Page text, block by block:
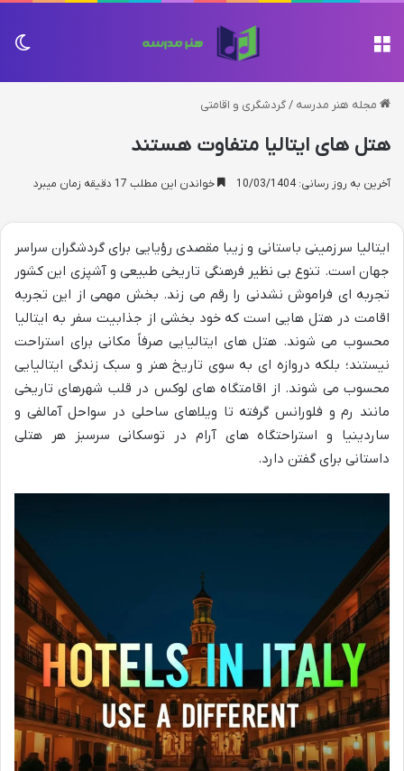
مجله هنر مدرسه /گردشگری و اقامتی
هتل های ایتالیا متفاوت هستند
آخرین به روز رسانی: 10/03/1404 خواندن این مطلب 17 دقیقه زمان میبرد
ایتالیا سرزمینی باستانی و زیبا مقصدی رؤیایی برای گردشگران سراسر
جهان است. تنوع بی نظیر فرهنگی تاریخی طبیعی و آشپزی این کشور
تجربه ای فراموش نشدنی را رقم می زند. بخش مهمی از این تجربه
اقامت در هتل هایی است که خود بخشی از جذابیت سفر به ایتالیا
محسوب می شوند. هتل های ایتالیایی صرفاً مکانی برای استراحت
نیستند؛ بلکه دروازه ای به سوی تاریخ هنر و سبک زندگی ایتالیایی
محسوب می شوند. از اقامتگاه های لوکس در قلب شهرهای تاریخی
مانند رم و فلورانس گرفته تا ویلاهای ساحلی در سواحل آمالفی و
ساردینیا و استراحتگاه های آرام در توسکانی سرسبز هر هتلی
داستانی برای گفتن دارد.